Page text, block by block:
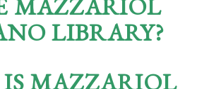
MAZZARIOL
LIBRARY?
MAZZARIOL